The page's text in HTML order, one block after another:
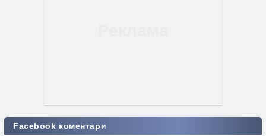
Facebook коментари